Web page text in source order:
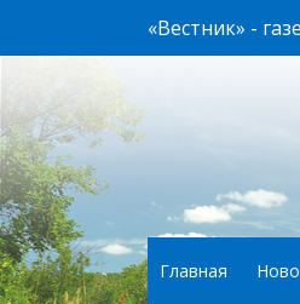
«Вестник» -
Главная